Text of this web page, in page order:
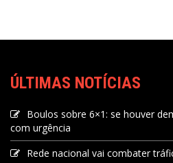
ÚLTIMAS NOTÍCIAS
Boulos sobre 6×1: se houver
com urgência
Rede nacional vai combater